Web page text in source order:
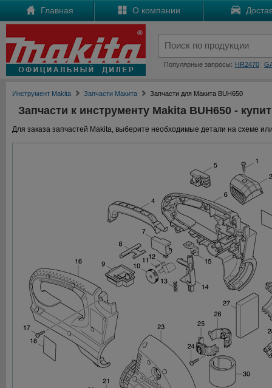
Главная О компании
Популярные запросы: HR2470
Инструмент Makita Запчасти Макита Запчасти для Макита BUH650
Запчасти к инструменту Makita BUH650 -
Для заказа запчастей Makita, выберите необходимые детали на схеме